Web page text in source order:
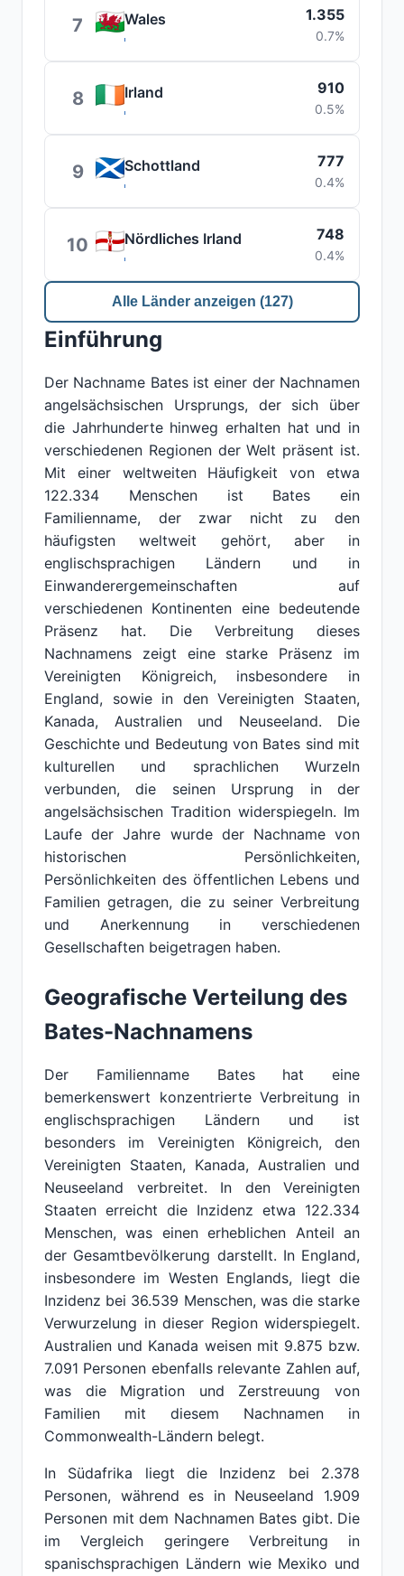
7 Wales 1.355
0.7%
8 Irland 910
0.5%
9 Schottland 777
0.4%
10 Nördliches Irland 748
0.4%
Alle Länder anzeigen (127)
Einführung
Der Nachname Bates ist einer der Nachnamen
angelsächsischen Ursprungs, der sich über
die Jahrhunderte hinweg erhalten hat und in
verschiedenen Regionen der Welt präsent ist.
Mit einer weltweiten Häufigkeit von etwa
122.334 Menschen ist Bates ein
Familienname, der zwar nicht zu den
häufigsten weltweit gehört, aber in
englischsprachigen Ländern und in
Einwanderergemeinschaften auf
verschiedenen Kontinenten eine bedeutende
Präsenz hat. Die Verbreitung dieses
Nachnamens zeigt eine starke Präsenz im
Vereinigten Königreich, insbesondere in
England, sowie in den Vereinigten Staaten,
Kanada, Australien und Neuseeland. Die
Geschichte und Bedeutung von Bates sind mit
kulturellen und sprachlichen Wurzeln
verbunden, die seinen Ursprung in der
angelsächsischen Tradition widerspiegeln. Im
Laufe der Jahre wurde der Nachname von
historischen Persönlichkeiten,
Persönlichkeiten des öffentlichen Lebens und
Familien getragen, die zu seiner Verbreitung
und Anerkennung in verschiedenen
Gesellschaften beigetragen haben.
Geografische Verteilung des
Bates-Nachnamens
Der Familienname Bates hat eine
bemerkenswert konzentrierte Verbreitung in
englischsprachigen Ländern und ist
besonders im Vereinigten Königreich, den
Vereinigten Staaten, Kanada, Australien und
Neuseeland verbreitet. In den Vereinigten
Staaten erreicht die Inzidenz etwa 122.334
Menschen, was einen erheblichen Anteil an
der Gesamtbevölkerung darstellt. In England,
insbesondere im Westen Englands, liegt die
Inzidenz bei 36.539 Menschen, was die starke
Verwurzelung in dieser Region widerspiegelt.
Australien und Kanada weisen mit 9.875 bzw.
7.091 Personen ebenfalls relevante Zahlen auf,
was die Migration und Zerstreuung von
Familien mit diesem Nachnamen in
Commonwealth-Ländern belegt.
In Südafrika liegt die Inzidenz bei 2.378
Personen, während es in Neuseeland 1.909
Personen mit dem Nachnamen Bates gibt. Die
im Vergleich geringere Verbreitung in
spanischsprachigen Ländern wie Mexiko und